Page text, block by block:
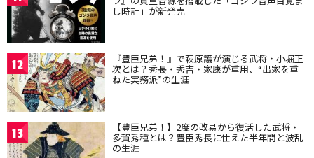
し時計」が新発売
12 『豊臣兄弟！』で萩原護が演じる武将・小堀正
次とは？秀長・秀吉・家康が重用、“出家を重
ねた実務派”の生涯
13 【豊臣兄弟！】2度の改易から復活した武将・
多賀秀種とは？豊臣秀長に仕えた半年間と波乱
の生涯